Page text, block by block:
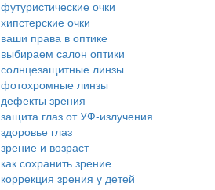
футуристические очки
хипстерские очки
ваши права в оптике
выбираем салон оптики
солнцезащитные линзы
фотохромные линзы
дефекты зрения
защита глаз от УФ-излучения
здоровье глаз
зрение и возраст
как сохранить зрение
коррекция зрения у детей